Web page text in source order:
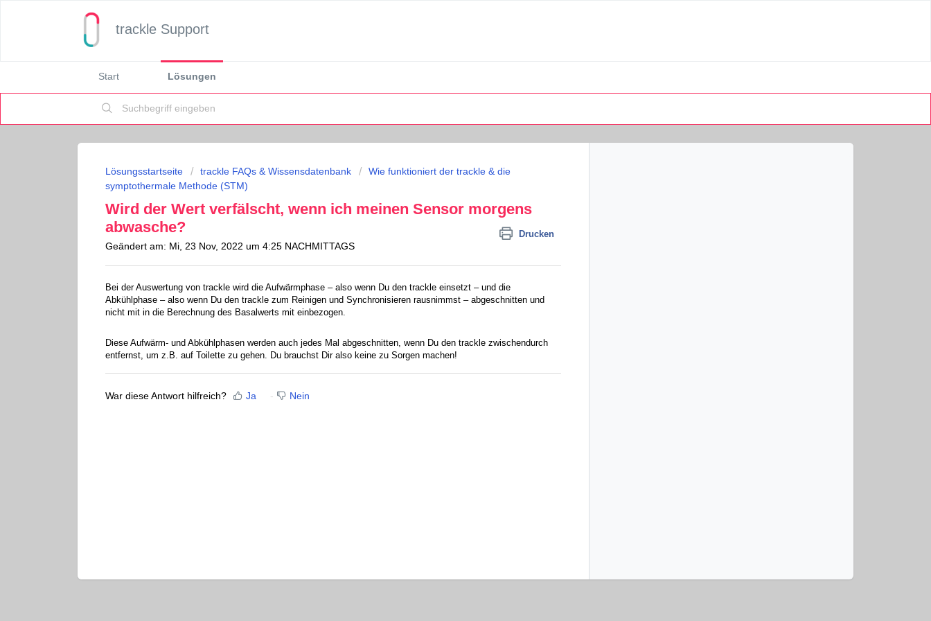
trackle Support
Start Lösungen
Lösungsstartseite trackle FAQs & Wissensdatenbank
Wie funktioniert der trackle & die
symptothermale Methode (STM)
Wird der Wert verfälscht, wenn ich meinen Sensor morgens
abwasche?
Drucken
Geändert am: Mi, 23 Nov, 2022 um 4:25 NACHMITTAGS
Bei der Auswertung von trackle wird die Aufwärmphase – also wenn Du den trackle einsetzt – und die
Abkühlphase – also wenn Du den trackle zum Reinigen und Synchronisieren rausnimmst – abgeschnitten und
nicht mit in die Berechnung des Basalwerts mit einbezogen.
Diese Aufwärm- und Abkühlphasen werden auch jedes Mal abgeschnitten, wenn Du den trackle zwischendurch
entfernst, um z.B. auf Toilette zu gehen. Du brauchst Dir also keine zu Sorgen machen!
War diese Antwort hilfreich? Ja Nein